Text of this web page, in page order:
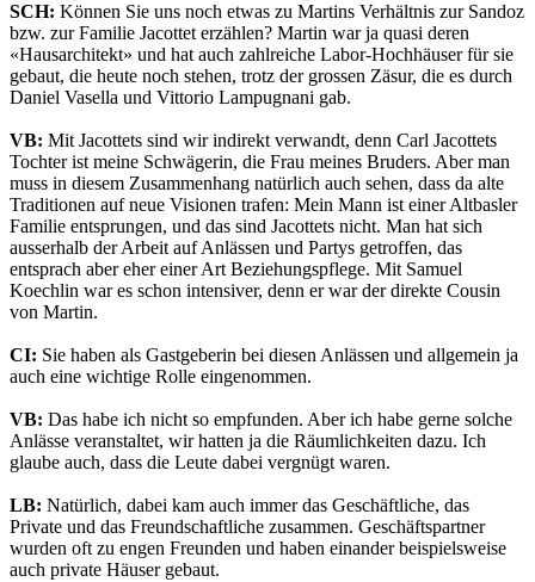
SCH: Können Sie uns noch etwas zu Martins Verhältnis zur Sandoz
bzw. zur Familie Jacottet erzählen? Martin war ja quasi deren
«Hausarchitekt» und hat auch zahlreiche Labor-Hochhäuser für sie
gebaut, die heute noch stehen, trotz der grossen Zäsur, die es durch
Daniel Vasella und Vittorio Lampugnani gab.
VB: Mit Jacottets sind wir indirekt verwandt, denn Carl Jacottets
Tochter ist meine Schwägerin, die Frau meines Bruders. Aber man
muss in diesem Zusammenhang natürlich auch sehen, dass da alte
Traditionen auf neue Visionen trafen: Mein Mann ist einer Altbasler
Familie entsprungen, und das sind Jacottets nicht. Man hat sich
ausserhalb der Arbeit auf Anlässen und Partys getroffen, das
entsprach aber eher einer Art Beziehungspflege. Mit Samuel
Koechlin war es schon intensiver, denn er war der direkte Cousin
von Martin.
CI: Sie haben als Gastgeberin bei diesen Anlässen und allgemein ja
auch eine wichtige Rolle eingenommen.
VB: Das habe ich nicht so empfunden. Aber ich habe gerne solche
Anlässe veranstaltet, wir hatten ja die Räumlichkeiten dazu. Ich
glaube auch, dass die Leute dabei vergnügt waren.
LB: Natürlich, dabei kam auch immer das Geschäftliche, das
Private und das Freundschaftliche zusammen. Geschäftspartner
wurden oft zu engen Freunden und haben einander beispielsweise
auch private Häuser gebaut.